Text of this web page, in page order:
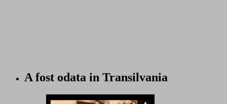
A fost odata in Transilvania